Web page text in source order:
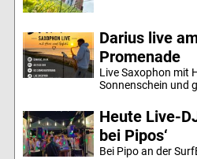
Darius live
Promenade
Live Saxophon mit
Sonnenschein und
Heute Live-
bei Pipos‘
Bei Pipo an der